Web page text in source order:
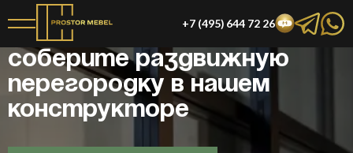
+7 (495) 644 72 26
Соберите раздвижную
перегородку в нашем
конструкторе